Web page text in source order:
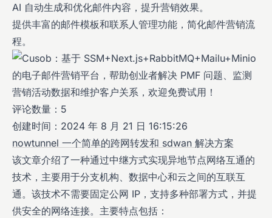
AI 自动生成和优化邮件内容，提升营销效果。
提供丰富的邮件模板和联系人管理功能，简化邮件营销流
程。
评论数量：5
创建时间：2024 年 8 月 21 日 16:15:26
nowtunnel 一个简单的跨网转发和 sdwan 解决方案
该文章介绍了一种通过中继方式实现异地节点网络互通的
技术，主要用于分支机构、数据中心和云之间的互联互
通。该技术不需要固定公网 IP，支持多种部署方式，并提
供安全的网络连接。主要特点包括：